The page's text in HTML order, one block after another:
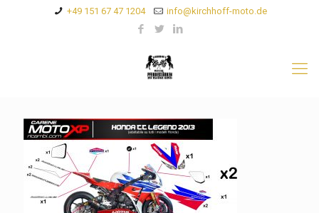
+49 151 67 47 1204 info@kirchhoff-moto.de